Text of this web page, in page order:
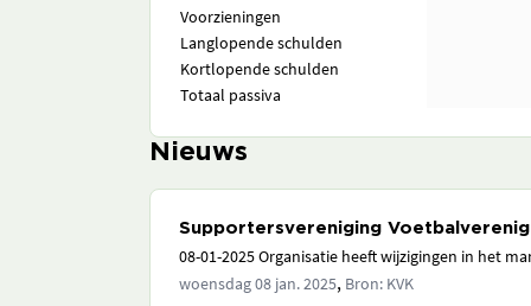
Voorzieningen
Langlopende schulden
Kortlopende schulden
Totaal passiva
Nieuws
Supportersvereniging
08-01-2025 Organisatie heeft wijzigingen in het
woensdag 08 jan. 2025, Bron: KVK